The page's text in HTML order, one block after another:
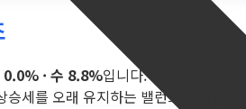
0.0% · 수 8.8%입니다.
세를 오래 유지하는 밸런스 운영입니다.